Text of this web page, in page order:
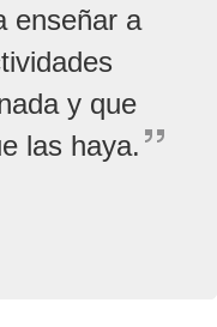
enseñar a
y que
las haya.